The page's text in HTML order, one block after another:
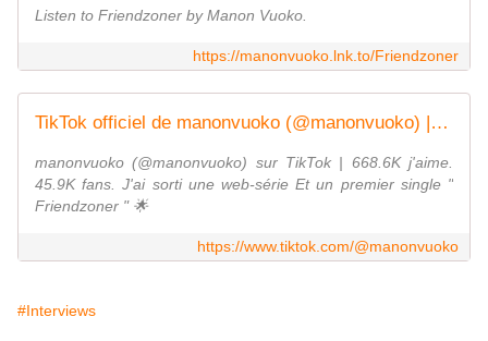
Listen to Friendzoner by Manon Vuoko.
https://manonvuoko.lnk.to/Friendzoner
TikTok officiel de manonvuoko (@manonvuoko) | Regarde les dernières vidéos TikTok de manonvuoko
manonvuoko (@manonvuoko) sur TikTok | 668.6K j'aime.
45.9K fans. J'ai sorti une web-série Et un premier single "
Friendzoner " 🌟
https://www.tiktok.com/@manonvuoko
#Interviews